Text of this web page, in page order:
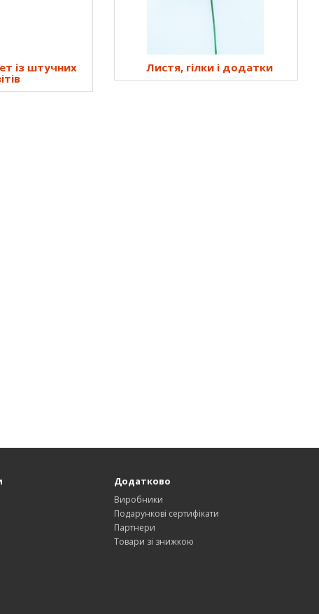
із штучних
Листя, гілки і додатки
Додатково
Виробники
Подарункові сертифікати
Партнери
Товари зі знижкою